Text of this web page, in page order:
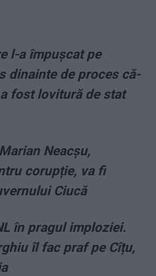
l-a împușcat pe
dinainte de proces că-
fost lovitură de stat
Neacșu,
corupție, va fi
Ciucă
în pragul imploziei.
îl fac praf pe Cîțu,